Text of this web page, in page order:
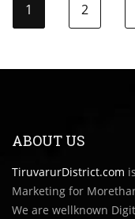
1 2
ABOUT US
TiruvarurDistrict.com
Marketing for
We are wellknown